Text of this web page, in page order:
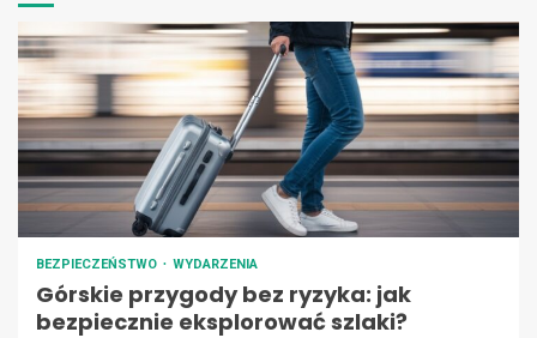
BEZPIECZEŃSTWO WYDARZENIA
Górskie przygody bez ryzyka: jak
bezpiecznie eksplorować szlaki?